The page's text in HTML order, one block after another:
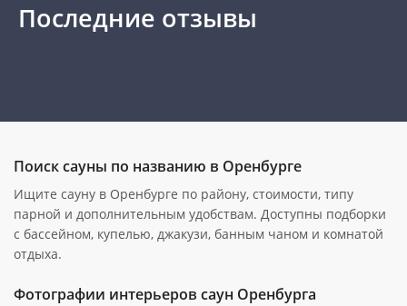
Последние отзывы
Поиск сауны по названию в Оренбурге
Ищите сауну в Оренбурге по району, стоимости, типу
парной и дополнительным удобствам. Доступны подборки
с бассейном, купелью, джакузи, банным чаном и комнатой
отдыха.
Фотографии интерьеров саун Оренбурга